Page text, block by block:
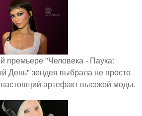
премьере "Человека - Паука:
День" зендея выбрала не просто
артефакт высокой моды.